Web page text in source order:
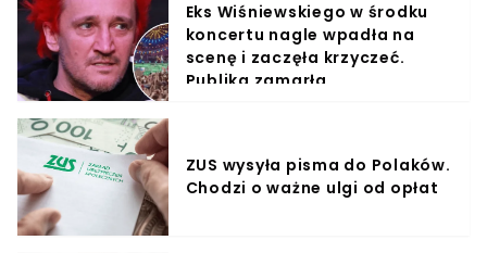
Eks Wiśniewskiego w środku
koncertu nagle wpadła na
scenę i zaczęła krzyczeć.
Publika zamarła
ZUS wysyła pisma do Polaków.
Chodzi o ważne ulgi od opłat